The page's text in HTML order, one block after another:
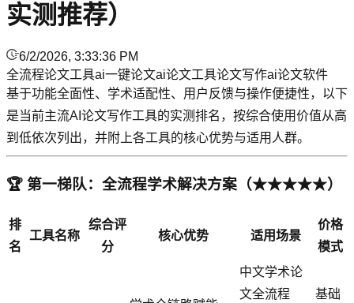
实测推荐）
6/2/2026, 3:33:36 PM
全流程论文工具ai一键论文ai论文工具论文写作ai论文软件
基于功能全面性、学术适配性、用户反馈与操作便捷性，以下
是当前主流AI论文写作工具的实测排名，按综合使用价值从高
到低依次列出，并附上各工具的核心优势与适用人群。
🏆 第一梯队：全流程学术解决方案（★★★★★）
排
名
工具名称
综合评
分
核心优势 适用场景
价格
模式
中文学术论
文全流程
基础